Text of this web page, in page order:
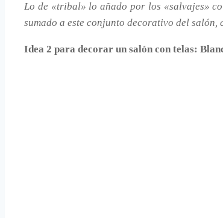
Lo de «tribal» lo añado por los «salvajes»
sumado a este conjunto decorativo del
Idea 2 para decorar un salón con telas: